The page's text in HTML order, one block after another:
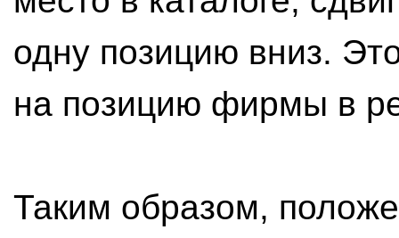
одну позицию вниз.
на позицию фирмы в
Таким образом,